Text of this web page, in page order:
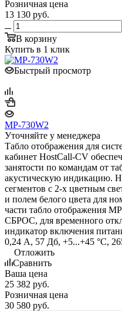
Розничная цена
13 130 руб.
В корзину
Купить в 1 клик
Быстрый просмотр
MP-730W2
Уточняйте у менеджера
Табло отображения для
кабинет HostCall-CV
занятости по командам от
акустическую индикацию.
сегментов с 2-х цветным
и полем белого цвета для
части табло отображения
СБРОС, для временного
индикатор включения
0,24 А, 57 Дб, +5...+45 °С,
Отложить
Сравнить
Ваша цена
25 382 руб.
Розничная цена
30 580 руб.